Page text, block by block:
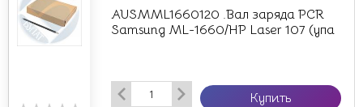
AUSMML1660120 .Вал заряда PCR
Samsung ML-1660/HP Laser 107 (упа
Купить